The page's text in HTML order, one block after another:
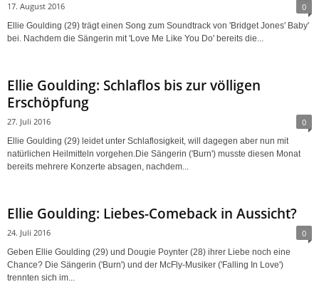
17. August 2016 0
Ellie Goulding (29) trägt einen Song zum Soundtrack von 'Bridget Jones' Baby'
bei. Nachdem die Sängerin mit 'Love Me Like You Do' bereits die...
Ellie Goulding: Schlaflos bis zur völligen
Erschöpfung
27. Juli 2016 0
Ellie Goulding (29) leidet unter Schlaflosigkeit, will dagegen aber nun mit
natürlichen Heilmitteln vorgehen.Die Sängerin ('Burn') musste diesen Monat
bereits mehrere Konzerte absagen, nachdem...
Ellie Goulding: Liebes-Comeback in Aussicht?
24. Juli 2016 0
Geben Ellie Goulding (29) und Dougie Poynter (28) ihrer Liebe noch eine
Chance? Die Sängerin ('Burn') und der McFly-Musiker ('Falling In Love')
trennten sich im...